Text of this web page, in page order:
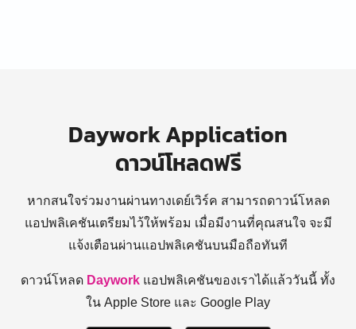
Daywork Application
ดาวน์โหลดฟรี
หากสนใจร่วมงานผ่านทางเดย์เวิร์ค สามารถดาวน์โหลด
แอปพลิเคชันเตรียมไว้ให้พร้อม เมื่อมีงานที่คุณสนใจ จะมี
แจ้งเตือนผ่านแอปพลิเคชันบนมือถือทันที
ดาวน์โหลด Daywork แอปพลิเคชันของเราได้แล้ววันนี้ ทั้ง
ใน Apple Store และ Google Play